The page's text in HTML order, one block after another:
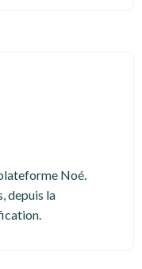
Noé.
depuis la